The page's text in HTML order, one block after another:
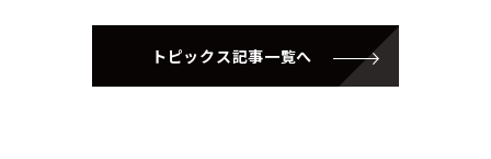
トピックス記事一覧へ